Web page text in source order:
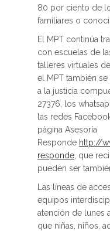
80 por ciento de
familiares o
El MPT continúa
con escuelas de
talleres virtuales
el MPT también
a la justicia
27376, los
las redes
página Asesoría
Responde http://
responde , que
pueden ser
Las líneas de
equipos
atención de lunes
que niñas, niños,